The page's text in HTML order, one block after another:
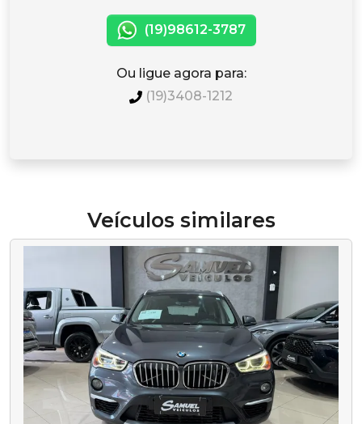
(19)98612-3787
Ou ligue agora para:
(19)3408-1212
Veículos similares